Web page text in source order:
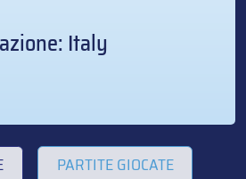
Italy
PARTITE GIOCATE